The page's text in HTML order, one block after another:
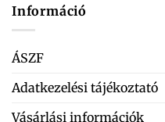
Információ
ÁSZF
Adatkezelési tájékoztató
Vásárlási információk